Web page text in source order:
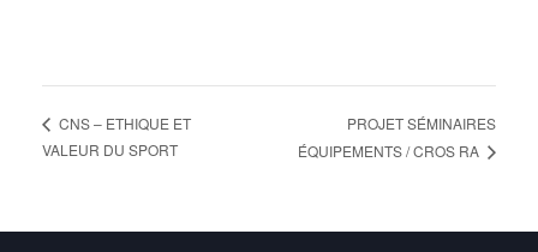
CNS – ETHIQUE ET
VALEUR DU SPORT
PROJET SÉMINAIRES
ÉQUIPEMENTS / CROS RA